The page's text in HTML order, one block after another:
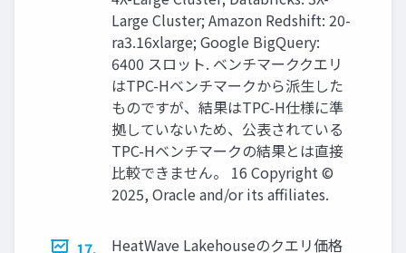
Large Cluster; Amazon Redshift: 20-
ra3.16xlarge; Google BigQuery:
6400 スロット. ベンチマーククエリ
はTPC-Hベンチマークから派⽣した
ものですが、結果はTPC-H仕様に準
拠していないため、公表されている
TPC-Hベンチマークの結果とは直接
⽐較できません。 16 Copyright ©
2025, Oracle and/or its affiliates.
17.
HeatWave Lakehouseのクエリ価格